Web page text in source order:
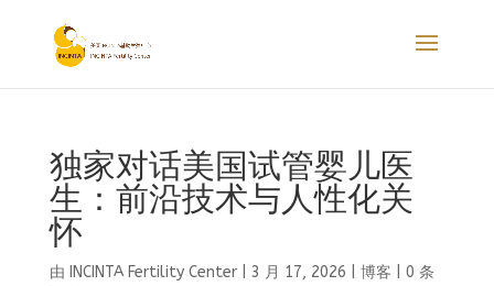
独家对话美国试管婴儿医
生：前沿技术与人性化关
怀
由 INCINTA Fertility Center| 3 月 17, 2026 博客
0 条